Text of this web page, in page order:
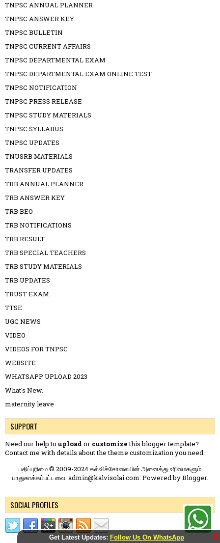
Get Latest Updates: Follow Us On WhatsApp X
TNPSC ANNUAL PLANNER
TNPSC ANSWER KEY
TNPSC BULLETIN
TNPSC CURRENT AFFAIRS
TNPSC DEPARTMENTAL EXAM
TNPSC DEPARTMENTAL EXAM ONLINE TEST
TNPSC NOTIFICATION
TNPSC PRESS RELEASE
TNPSC STUDY MATERIALS
TNPSC SYLLABUS
TNPSC UPDATES
TNUSRB MATERIALS
TRANSFER UPDATES
TRB ANNUAL PLANNER
TRB ANSWER KEY
TRB BEO
TRB NOTIFICATIONS
TRB RESULT
TRB SPECIAL TEACHERS
TRB STUDY MATERIALS
TRB UPDATES
TRUST EXAM
TTSE
UGC NEWS
VIDEO
VIDEOS FOR TNPSC
WEBSITE
WHATSAPP UPLOAD 2023
What's New.
maternity leave
SUPPORT
Need our help to upload or customizethis blogger template?
Contact me with details about the theme customization you need.
பதிப்புரிமை © 2009-2024 கல்விச்சோலையின் அனைத்து உரிமைகளும்
பாதுகாக்கப்பட்டவை. admin@kalvisolai.com. Powered byBlogger.
SOCIAL PROFILES